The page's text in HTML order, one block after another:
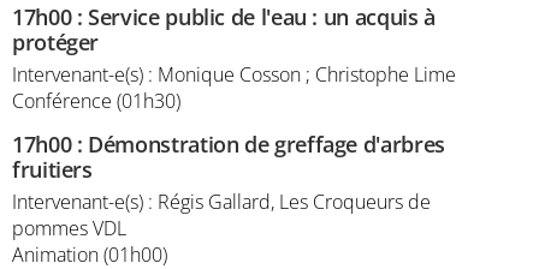
17h00:Service public de l'eau : un acquis à
protéger
Intervenant-e(s) : Monique Cosson ; Christophe Lime
Conférence (01h30)
17h00: Démonstration de greffage d'arbres
fruitiers
Intervenant-e(s) : Régis Gallard, Les Croqueurs de
pommes VDL
Animation (01h00)